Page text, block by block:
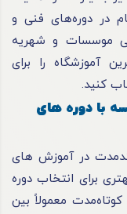
در دوره‌های فنی و
موسسات و شهریه
آموزشگاه را برای
کنید.
با دوره های
در آموزش های
برای انتخاب دوره
کوتاه‌مدت معمولاً بین